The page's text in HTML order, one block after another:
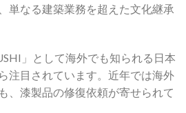
単なる建築業務を超えた文化継承
」として海外でも知られる日本
注目されています。近年では海外
、漆製品の修復依頼が寄せられて